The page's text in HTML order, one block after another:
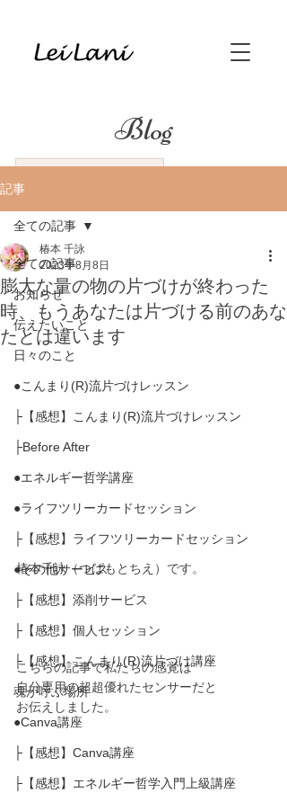
Blog
記事
全ての記事
お知らせ
伝えたいこと
日々のこと
●こんまり(R)流片づけレッスン
├【感想】こんまり(R)流片づけレッスン
├Before After
●エネルギー哲学講座
●ライフツリーカードセッション
├【感想】ライフツリーカードセッション
●その他サービス
├【感想】添削サービス
├【感想】個人セッション
├【感想】こんまり(R)流片づけ講座
魂が呼ぶ場所
●Canva講座
├【感想】Canva講座
├【感想】エネルギー哲学入門上級講座
全ての記事
膨大な量の物の片づけが終わった
時、もうあなたは片づける前のあな
たとは違います
椿本 千詠
2023年8月8日
椿本千詠（つばもとちえ）です。
こちらの記事で私たちの感覚は
自分専用の超超優れたセンサーだと
お伝えしました。